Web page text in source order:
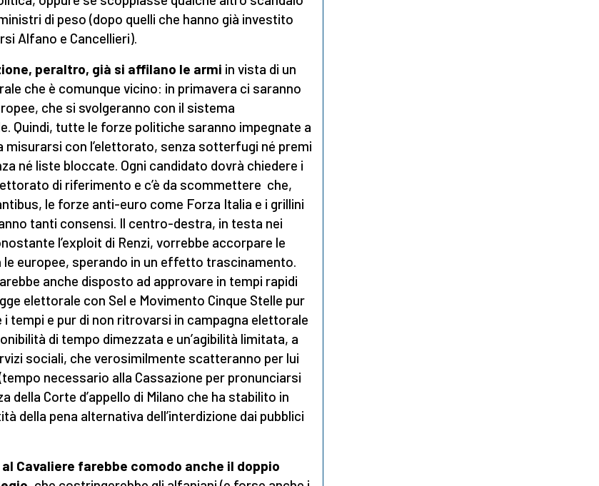
di peso (dopo quelli che hanno già investito
Alfano e Cancellieri).
peraltro, già si affilano le armi in vista di un
che è comunque vicino: in primavera ci saranno
che si svolgeranno con il sistema
Quindi, tutte le forze politiche saranno impegnate a
misurarsi con l’elettorato, senza sotterfugi né premi
né liste bloccate. Ogni candidato dovrà chiedere i
di riferimento e c’è da scommettere che,
le forze anti-euro come Forza Italia e i grillini
tanti consensi. Il centro-destra, in testa nei
l’exploit di Renzi, vorrebbe accorpare le
le europee, sperando in un effetto trascinamento.
anche disposto ad approvare in tempi rapidi
elettorale con Sel e Movimento Cinque Stelle pur
i tempi e pur di non ritrovarsi in campagna elettorale
di tempo dimezzata e un’agibilità limitata, a
sociali, che verosimilmente scatteranno per lui
necessario alla Cassazione per pronunciarsi
della Corte d’appello di Milano che ha stabilito in
della pena alternativa dell’interdizione dai pubblici
Cavaliere farebbe comodo anche il doppio